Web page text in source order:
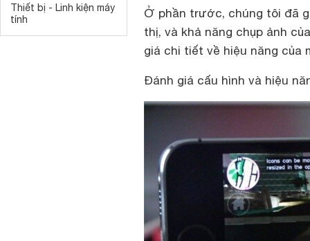
Thiết bị - Linh kiện máy
tính
Ở phần trước, chúng tôi đã
thị, và khả năng chụp ảnh
giá chi tiết về hiệu năng của
Đánh giá cấu hình và hiệu